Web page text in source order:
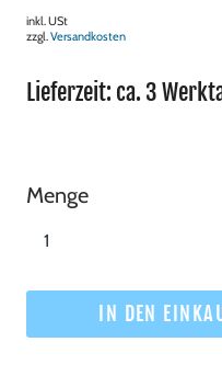
inkl. USt
zzgl.Versandkosten
Lieferzeit: ca. 3
Menge
IN DEN